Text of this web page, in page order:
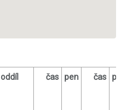
oddíl čas pen čas